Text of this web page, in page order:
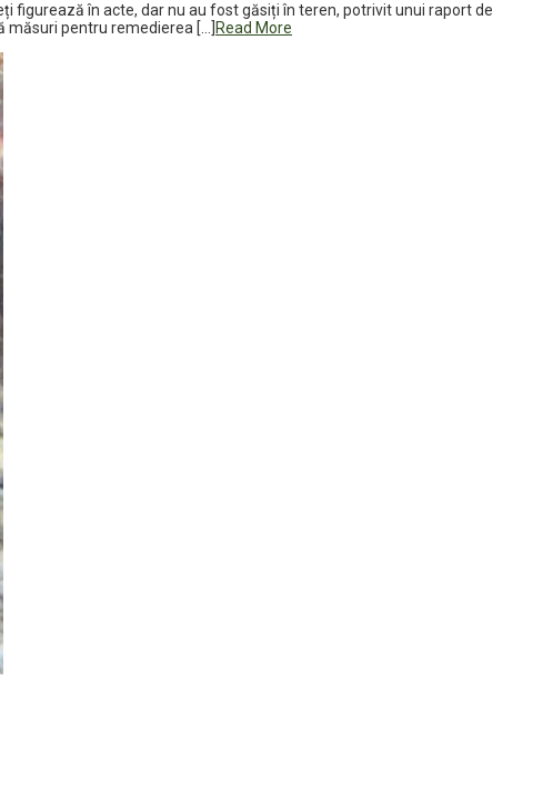
figurează în acte, dar nu au fost găsiți în teren, potrivit unui raport de
măsuri pentru remedierea […] Read More